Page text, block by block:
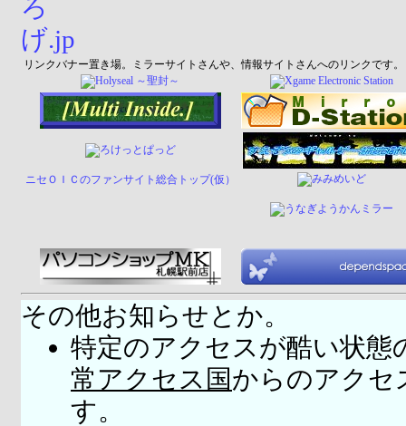
リンクバナー置き場。ミラーサイトさんや、情報サイトさんへのリンクです。
ニセＯＩＣのファンサイト総合トップ(仮）
その他お知らせとか。
特定のアクセスが酷い状態
常アクセス国からのアクセ
す。